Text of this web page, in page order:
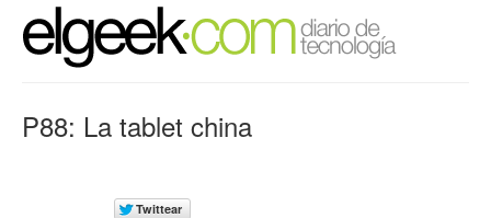
P88: La tablet china